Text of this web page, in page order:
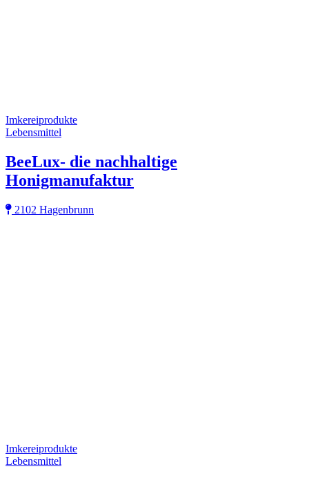
Imkereiprodukte
Lebensmittel
BeeLux- die nachhaltige
Honigmanufaktur
2102 Hagenbrunn
Imkereiprodukte
Lebensmittel